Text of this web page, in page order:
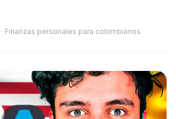
Finanzas personales para colombianos